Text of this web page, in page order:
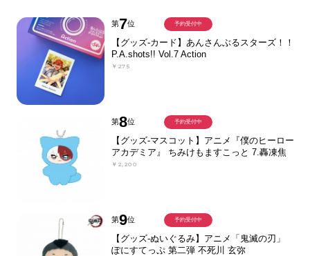
第7位
【グッズ-カード】あんさんぶるスターズ！！
P.A.shots!! Vol.7 Action
￥275
予約受付中
第8位
【グッズ-マスコット】アニメ『僕のヒーロー
アカデミア』 ちみけもますこっと 7.轟凍焦
￥2,200
予約受付中
第9位
【グッズ-ぬいぐるみ】アニメ「鬼滅の刃」
ぽにすてっぷ 第二弾 不死川 玄弥
予約受付中